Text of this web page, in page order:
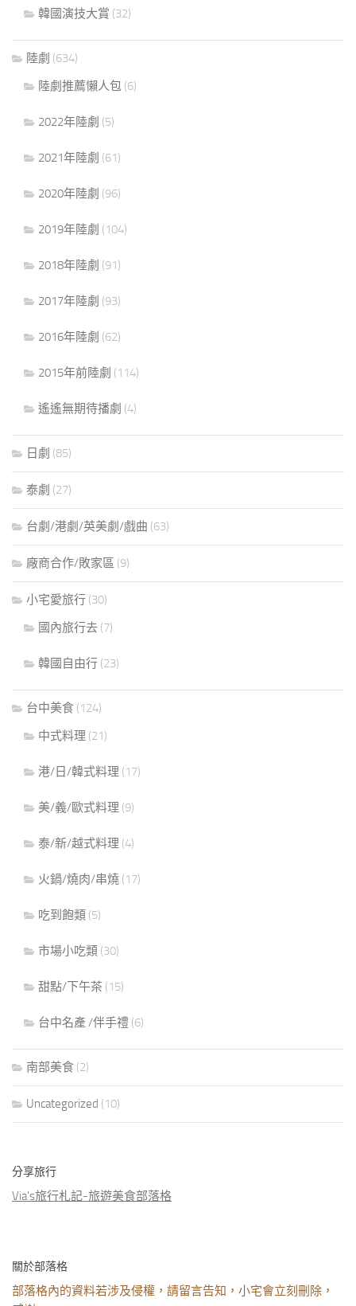
韓國演技大賞 (32)
陸劇 (634)
陸劇推薦懶人包 (6)
2022年陸劇 (5)
2021年陸劇 (61)
2020年陸劇 (96)
2019年陸劇 (104)
2018年陸劇 (91)
2017年陸劇 (93)
2016年陸劇 (62)
2015年前陸劇 (114)
遙遙無期待播劇 (4)
日劇 (85)
泰劇 (27)
台劇/港劇/英美劇/戲曲 (63)
廠商合作/敗家區 (9)
小宅愛旅行 (30)
國內旅行去 (7)
韓國自由行 (23)
台中美食 (124)
中式料理 (21)
港/日/韓式料理 (17)
美/義/歐式料理 (9)
泰/新/越式料理 (4)
火鍋/燒肉/串燒 (17)
吃到飽類 (5)
市場小吃類 (30)
甜點/下午茶 (15)
台中名產 /伴手禮 (6)
南部美食 (2)
Uncategorized (10)
分享旅行
Via's旅行札記-旅遊美食部落格
關於部落格
部落格內的資料若涉及侵權，請留言告知，小宅會立刻刪除，